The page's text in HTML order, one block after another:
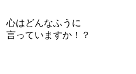
心はどんなふうに
言っていますか！？